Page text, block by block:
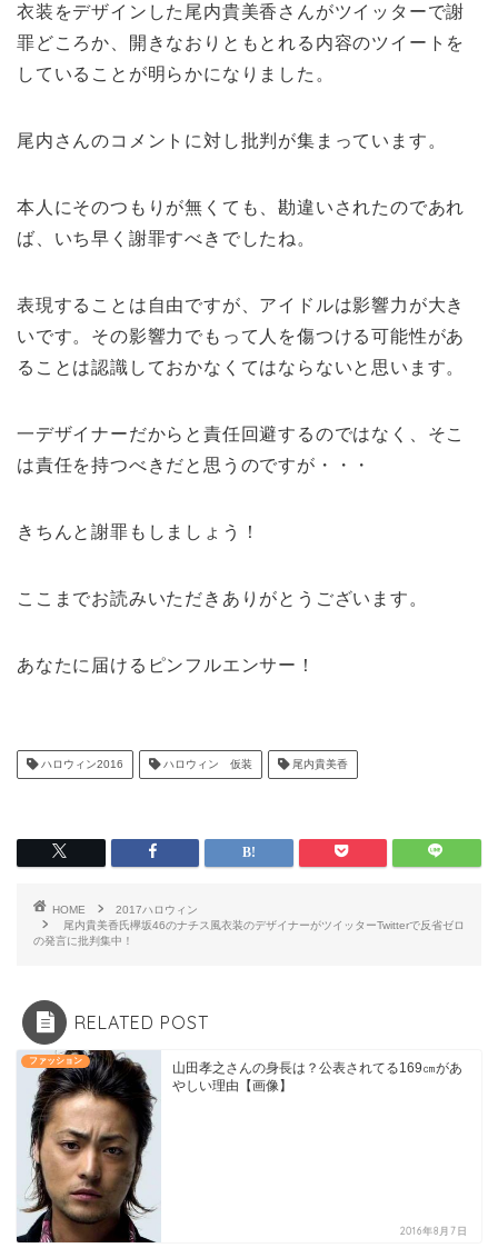
衣装をデザインした尾内貴美香さんがツイッターで謝
罪どころか、開きなおりともとれる内容のツイートを
していることが明らかになりました。
尾内さんのコメントに対し批判が集まっています。
本人にそのつもりが無くても、勘違いされたのであれ
ば、いち早く謝罪すべきでしたね。
表現することは自由ですが、アイドルは影響力が大き
いです。その影響力でもって人を傷つける可能性があ
ることは認識しておかなくてはならないと思います。
一デザイナーだからと責任回避するのではなく、そこ
は責任を持つべきだと思うのですが・・・
きちんと謝罪もしましょう！
ここまでお読みいただきありがとうございます。
あなたに届けるピンフルエンサー！
ハロウィン2016 ハロウィン 仮装 尾内貴美香
HOME
2017ハロウィン
尾内貴美香氏欅坂46のナチス風衣装のデザイナーがツイッターTwitterで反省ゼロ
の発言に批判集中！
RELATED POST
ファッション
山田孝之さんの身長は？公表されてる169㎝があ
やしい理由【画像】
2016年8月7日